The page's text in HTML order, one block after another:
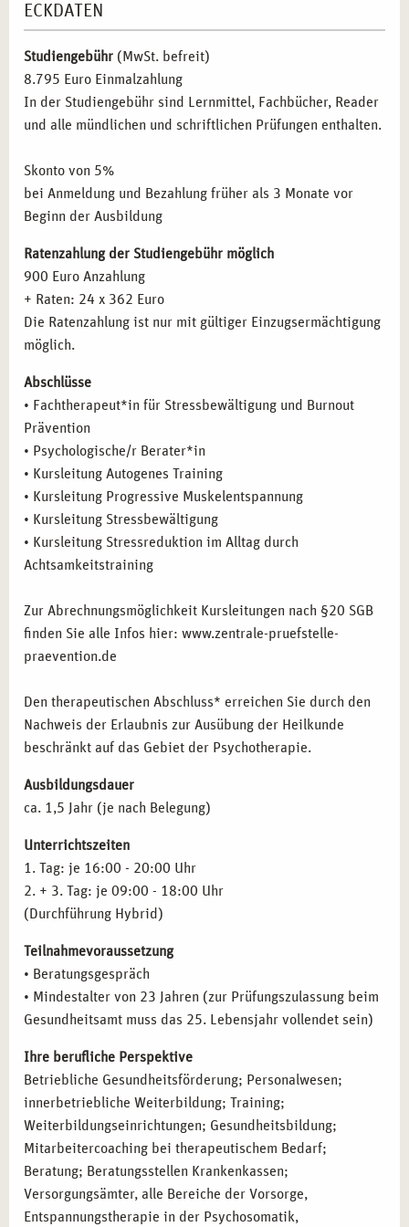
FACHTHERAPEUTEN FÜR
STRESSBEWÄLTIGUNG UND BURNOUT
PRÄVENTION IN ESSEN
Fachkräfte aus dem Gesundheits- und Sozialwesen,
ihr Wissen um Methoden zur Stressbewältigung und
Burnout-Prävention erweitern möchten.
Personen aus der Personal- und Unternehmensberatung,
die in der betrieblichen Gesundheitsförderung tätig
sind oder werden wollen.
Therapeuten, Coaches und Berater,die auf den Bereich
der psychischen Gesundheit und Stressbewältigung
möchten.
Mitarbeiter*innen aus sozialen und pflegenden Berufen,
die ihre therapeutische Arbeit mit präventiven
Maßnahmen ergänzen möchten.
Führungskräfte und Betriebsräte,
betrieblichen Gesundheitsmanagements tätig sind und
ihre Aufgaben im Bereich Stressbewältigung und
Burnout-Prävention erweitern möchten.
AUSBILDUNG ZUM FACHTHERAPEUTEN FÜR
STRESSBEWÄLTIGUNG UND BURNOUT
PRÄVENTION IN ESSEN
Nach Abschluss der Ausbildung in Essen eröffnet sich
Ihnen eine breite Palette an beruflichen Möglichkeiten:
Betriebliche Gesundheitsförderung und Coaching:
Arbeiten Sie als Fachkraft im Gesundheitsmanagement
und bieten Sie Präventionsprogramme für Unternehmen
Weiterbildungseinrichtungen und Gesundheitsberatung:
Leiten Sie Seminare und Schulungen im Bereich
Stressbewältigung und Burnout-Prävention in
Bildungseinrichtungen oder privatwirtschaftlichen
Therapeutische Arbeit in Kliniken und
Rehabilitationszentren:
therapeutischen Arbeit mit Klienten*innen ein und
helfen Sie dabei, langfristige Lösungen für
stressbedingte Erkrankungen zu finden.
Selbstständige Tätigkeit:Gründen Sie Ihre eigene
Praxis für Stressbewältigung und Burnout-Prävention
und bieten Sie Beratung, Coaching und
Präventionsmaßnahmen für Einzelpersonen oder
Gruppen an.
Inhalte der Fortbildung
Inhalte der Fortbildung Kursleitung Progressive
Muskelentspannung
Inhalte der Fortbildung Kursleitung Stressbewältigung
Inhalte der FortbildungKursleitung Stressreduktion im
Inhalte der Fortbildung
Inhalte der FortbildungTrain the Trainer
ECKDATEN
Studiengebühr (MwSt. befreit)
8.795 Euro Einmalzahlung
In der Studiengebühr sind Lernmittel, Fachbücher, Reader
und alle mündlichen und schriftlichen Prüfungen enthalten.
Skonto von 5%
bei Anmeldung und Bezahlung früher als 3 Monate vor
Beginn der Ausbildung
Ratenzahlung der Studiengebühr möglich
900 Euro Anzahlung
+ Raten: 24 x 362 Euro
Die Ratenzahlung ist nur mit gültiger Einzugsermächtigung
möglich.
Abschlüsse
• Fachtherapeut*in für Stressbewältigung und Burnout
Prävention
• Psychologische/r Berater*in
• Kursleitung Autogenes Training
• Kursleitung Progressive Muskelentspannung
• Kursleitung Stressbewältigung
• Kursleitung Stressreduktion im Alltag durch
Achtsamkeitstraining
Zur Abrechnungsmöglichkeit Kursleitungen nach §20 SGB
finden Sie alle Infos hier: www.zentrale-pruefstelle-
praevention.de
Den therapeutischen Abschluss* erreichen Sie durch den
Nachweis der Erlaubnis zur Ausübung der Heilkunde
beschränkt auf das Gebiet der Psychotherapie.
Ausbildungsdauer
ca. 1,5 Jahr (je nach Belegung)
Unterrichtszeiten
1. Tag: je 16:00 - 20:00 Uhr
2. + 3. Tag: je 09:00 - 18:00 Uhr
(Durchführung Hybrid)
Teilnahmevoraussetzung
• Beratungsgespräch
• Mindestalter von 23 Jahren (zur Prüfungszulassung beim
Gesundheitsamt muss das 25. Lebensjahr vollendet sein)
Ihre berufliche Perspektive
Betriebliche Gesundheitsförderung; Personalwesen;
innerbetriebliche Weiterbildung; Training;
Weiterbildungseinrichtungen; Gesundheitsbildung;
Mitarbeitercoaching bei therapeutischem Bedarf;
Beratung; Beratungsstellen Krankenkassen;
Versorgungsämter, alle Bereiche der Vorsorge,
Entspannungstherapie in der Psychosomatik,